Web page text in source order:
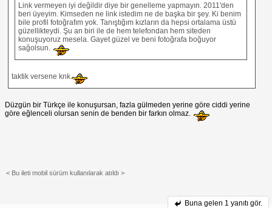
Link vermeyen iyi değildir diye bir genelleme yapmayın. 2011'den
beri üyeyim. Kimseden ne link istedim ne de başka bir şey. Ki benim
bile profil fotoğrafım yok. Tanıştığım kızların da hepsi ortalama üstü
güzellikteydi. Şu an biri ile de hem telefondan hem siteden
konuşuyoruz mesela. Gayet güzel ve beni fotoğrafa boğuyor
sağolsun.
taktik versene knk
Düzgün bir Türkçe ile konuşursan, fazla gülmeden yerine göre ciddi yerine
göre eğlenceli olursan senin de benden bir farkın olmaz.
< Bu ileti mobil sürüm kullanılarak atıldı >
Buna gelen 1 yanıtı gör.